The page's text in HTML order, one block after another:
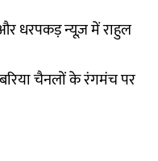
धरपकड़ न्यूज़ में राहुल
चैनलों के रंगमंच पर